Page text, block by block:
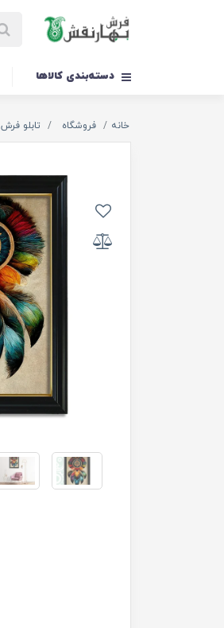
دسته‌بندی کالاها
خانه فروشگاه تابلو فرش